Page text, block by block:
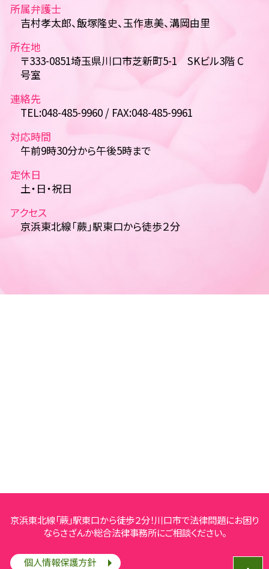
所属弁護士
吉村孝太郎、飯塚隆史、玉作恵美、溝岡由里
所在地
〒333-0851埼玉県川口市芝新町5-1 SKビル3階 C
号室
連絡先
TEL:048-485-9960 / FAX:048-485-9961
対応時間
午前9時30分から午後5時まで
定休日
土・日・祝日
アクセス
京浜東北線「蕨」駅東口から徒歩２分
京浜東北線「蕨」駅東口から徒歩２分！川口市で法律問題にお困り
ならさざんか総合法律事務所にご相談ください。
個人情報保護方針